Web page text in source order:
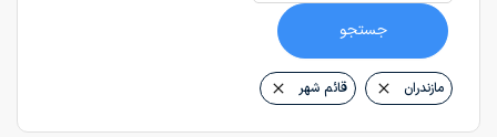
جستجو
مازندران قائم شهر